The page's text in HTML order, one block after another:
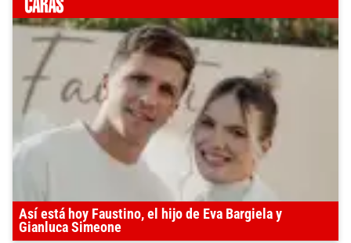
Así está hoy Faustino, el hijo de Eva Bargiela y
Gianluca Simeone